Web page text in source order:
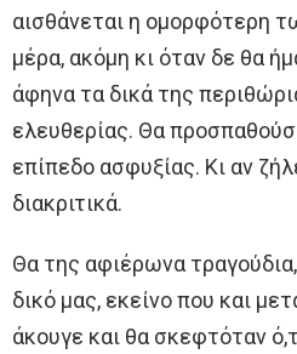
αισθάνεται η ομορφότερη
μέρα, ακόμη κι όταν δε θα
άφηνα τα δικά της
ελευθερίας. Θα
επίπεδο ασφυξίας. Κι αν
διακριτικά.
Θα της αφιέρωνα
δικό μας, εκείνο που και
άκουγε και θα σκεφτόταν